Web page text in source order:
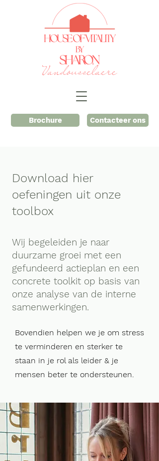
Brochure Contacteer ons
Download hier
oefeningen uit onze
toolbox
Wij begeleiden je naar
duurzame groei met een
gefundeerd actieplan en een
concrete toolkit op basis van
onze analyse van de interne
samenwerkingen.
Bovendien helpen we je om stress
te verminderen en sterker te
staan in je rol als leider & je
mensen beter te ondersteunen.